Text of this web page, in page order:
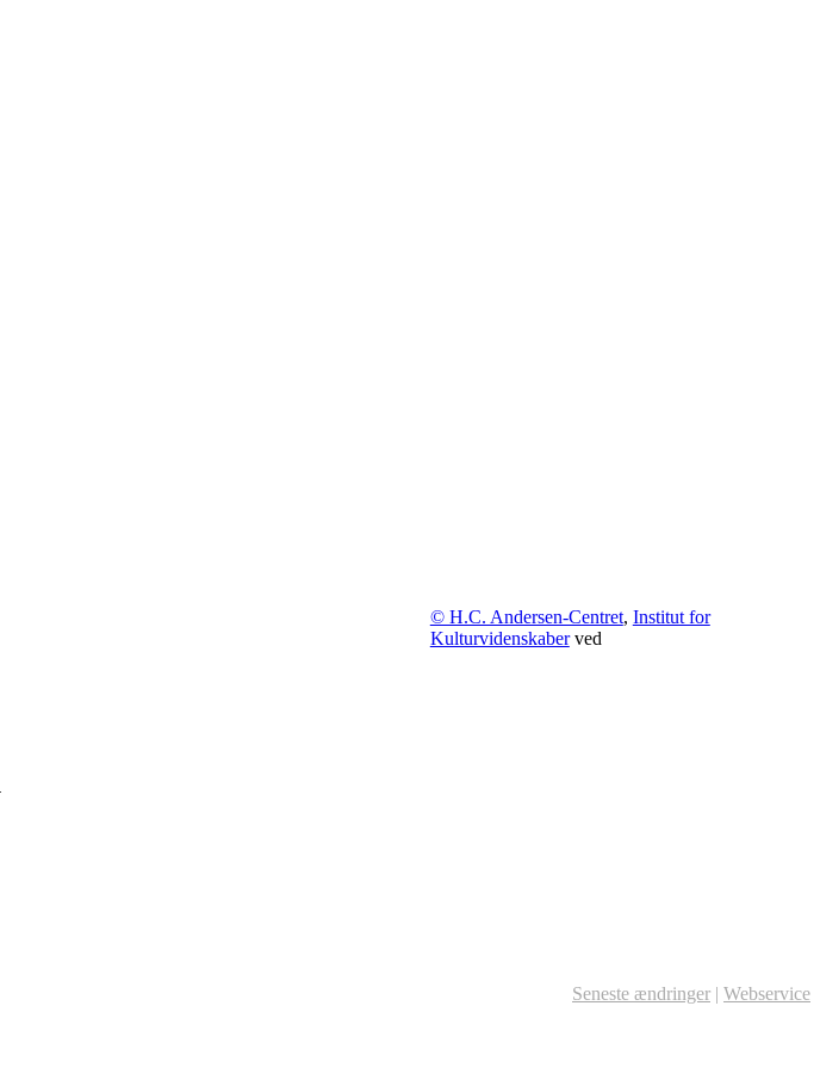
© H.C. Andersen-Centret, Institut for
Kulturvidenskaberved
Seneste ændringer | Webservice